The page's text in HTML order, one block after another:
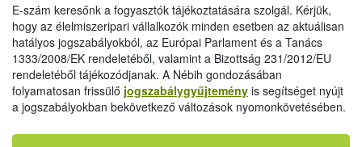
E-szám keresőnk a fogyasztók tájékoztatására szolgál. Kérjük,
hogy az élelmiszeripari vállalkozók minden esetben az aktuálisan
hatályos jogszabályokból, az Európai Parlament és a Tanács
1333/2008/EK rendeletéből, valamint a Bizottság 231/2012/EU
rendeletéből tájékozódjanak. A Nébih gondozásában
folyamatosan frissülő jogszabálygyűjtemény is segítséget nyújt
a jogszabályokban bekövetkező változások nyomonkövetésében.